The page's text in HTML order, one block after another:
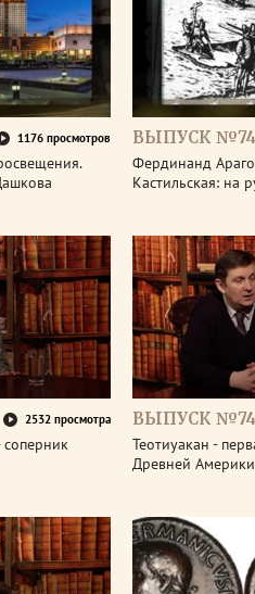
1176 просмотров ВЫПУСК
Фердинанд
Кастильская: на
2532 просмотра
соперник
ВЫПУСК
Теотиуакан -
Древней Америки